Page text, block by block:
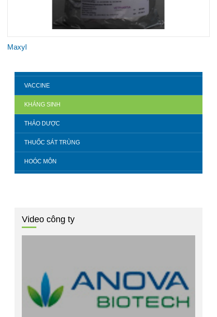
Maxyl
VACCINE
KHÁNG SINH
THẢO DƯỢC
THUỐC SÁT TRÙNG
HOÓC MÔN
Video công ty